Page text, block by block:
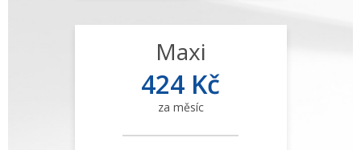
Maxi
424 Kč
za měsíc